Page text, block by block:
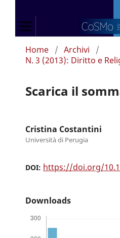
Home / Archivi
/
N. 3 (2013): Diritto e
Scarica il
Cristina Costantini
Università di Perugia
DOI: https://doi.org/
Downloads